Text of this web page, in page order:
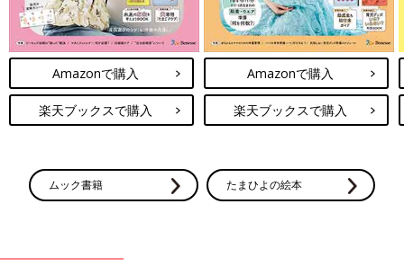
Amazonで購入
楽天ブックスで購入
Amazonで購入
楽天ブックスで購入
ムック書籍 たまひよの絵本